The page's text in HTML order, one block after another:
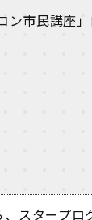
ン市民講座
、スタープ